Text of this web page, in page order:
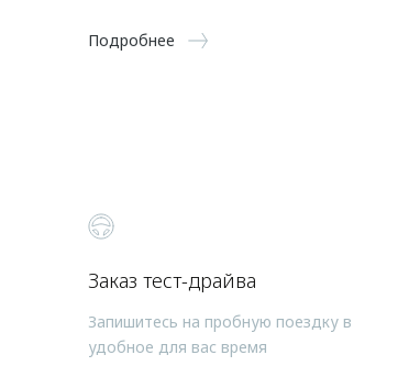
Подробнее
Заказ тест-драйва
Запишитесь на пробную поездку в
удобное для вас время